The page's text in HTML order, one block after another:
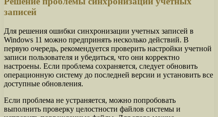
записей
Для решения ошибки синхронизации учетных записей в
Windows 11 можно предпринять несколько действий. В
первую очередь, рекомендуется проверить настройки учетной
записи пользователя и убедиться, что они корректно
настроены. Если проблема сохраняется, следует обновить
операционную систему до последней версии и установить все
доступные обновления.
Если проблема не устраняется, можно попробовать
выполнить проверку целостности файлов системы и